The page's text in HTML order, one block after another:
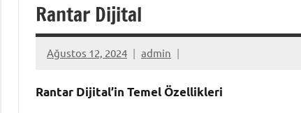
Rantar Dijital
Ağustos 12, 2024 admin
Rantar Dijital’in Temel Özellikleri